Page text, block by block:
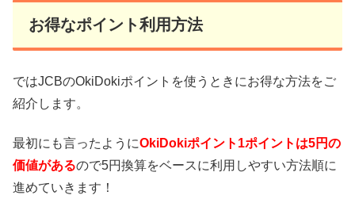
お得なポイント利用方法
ではJCBのOkiDokiポイントを使うときにお得な方法をご
紹介します。
最初にも言ったようにOkiDokiポイント1ポイントは5円の
価値があるので5円換算をベースに利用しやすい方法順に
進めていきます！